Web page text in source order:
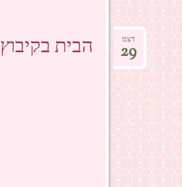
הבית דצמ
29